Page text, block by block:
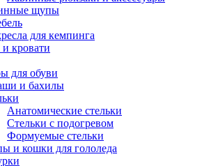
щупы
для кемпинга
кровати
для обуви
и бахилы
Анатомические стельки
Стельки с подогревом
Формуемые стельки
и кошки для гололеда